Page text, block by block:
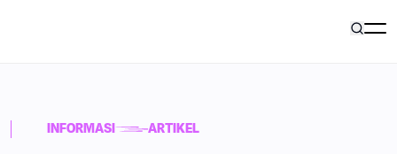
INFORMASI ARTIKEL